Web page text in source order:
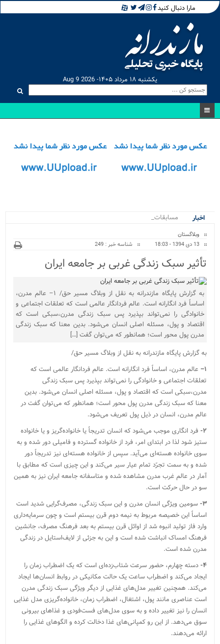
مارا دنبال کنید
یکشنبه ۱۸ مرداد ۱۴۰۵- Aug 9 2026
اخبار
مسابقات کراسفیت_
وبلاگستان
13 دی 1394 - 18:03
شناسه خبر : 249
تأثیر سبک زندگی غربی بر جامعه ایران
به گزارش پایگاه مازندرانه به نقل از وبلاگ مسیر حق/ ۱– عالم مدرن،
اساساً فرد انگارانه است. عالم فردانگار عالمی است که تعلقات اجتماعی و
خانوادگی را نمی‌تواند بپذیرد پس سبک زندگی مدرن،سبکی است که
اقتصاد و پول، مسئله اصلی انسان می‌شود. بدین معنا که سبک زندگی
مدرن پول محور است؛ همانطور که می‌توان گفت […]
به گزارش پایگاه مازندرانه به نقل از وبلاگ مسیر حق/
۱– عالم مدرن، اساساً فرد انگارانه است. عالم فردانگار عالمی است که
تعلقات اجتماعی و خانوادگی را نمی‌تواند بپذیرد پس سبک زندگی
مدرن،سبکی است که اقتصاد و پول، مسئله اصلی انسان می‌شود. بدین
معنا که سبک زندگی مدرن پول محور است؛ همانطور که می‌توان گفت در
عالم مدرن، انسان در ذیل پول تعریف می‌شود.
۲- فرد انگاری موجب می‌شود که انسان تدریجاً یا خانواده‌گریز و یا خانواده
ستیز ‌شود لذا در ابتدای امر، فرد از خانواده گسترده و فامیلی دور شده و به
سوی خانواده هسته‌ای می‌آید. سپس از خانواده هسته‌ای نیز تدریجاً دور
شده و به سمت تجرّد تمام عیار سیر می‌کند و این چیزی است که مطابق با
آمار در عالم غرب مدرن مشاهده شده و متاسفانه جامعه ایران نیز به همین
سو در حال حرکت است.
۳- سومین ویژگی‌ انسان مدرن و این سبک زندگی، مصرف‌گرایی شدید است
اساساً این خصیصه مربوط به نیمه دوم قرن بیستم است و چون سرمایه‌داری
وارد فاز تولید انبوه شد از اوائل قرن بیستم به بعد فرهنگ مصرف، جانشین
فرهنگ امساک انباشت شده است و این به جزئی از لایف‌استایل در زندگی
مدرن شده است.
۴- دسته چهارم، حضور سرعت شتاب‌زده‌ای است که یک اضطراب زمان را
ایجاد می‌کند و اضطراب ساعت یک حالت مکانیکی در روابط انسان‌ها ایجاد
می‌کند. همچنین تغییر مدل‌های غذایی از دیگر ویژگی سبک زندگی مدرن
است عناصری مانند پول، اشتغال، اضطراب زمان، خانواده‌گریزی مدل غذایی
انسان را نیز تغییر داده و به سوی مدل‌های فست‌فودی و غذاهای بیرونی
سوق می‌دهد. از این رو کمپانی‌های غذا دخالت کرده و الگوهای غذایی را
ارائه می‌دهند.